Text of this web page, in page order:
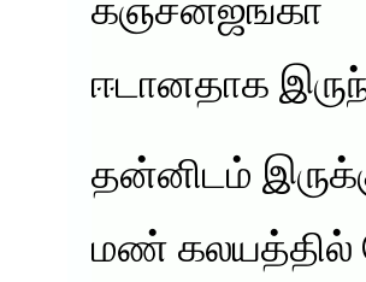
கஞ்சன்ஜங்கா
ஈடானதாக
தன்னிடம்
மண் கலயத்தில்